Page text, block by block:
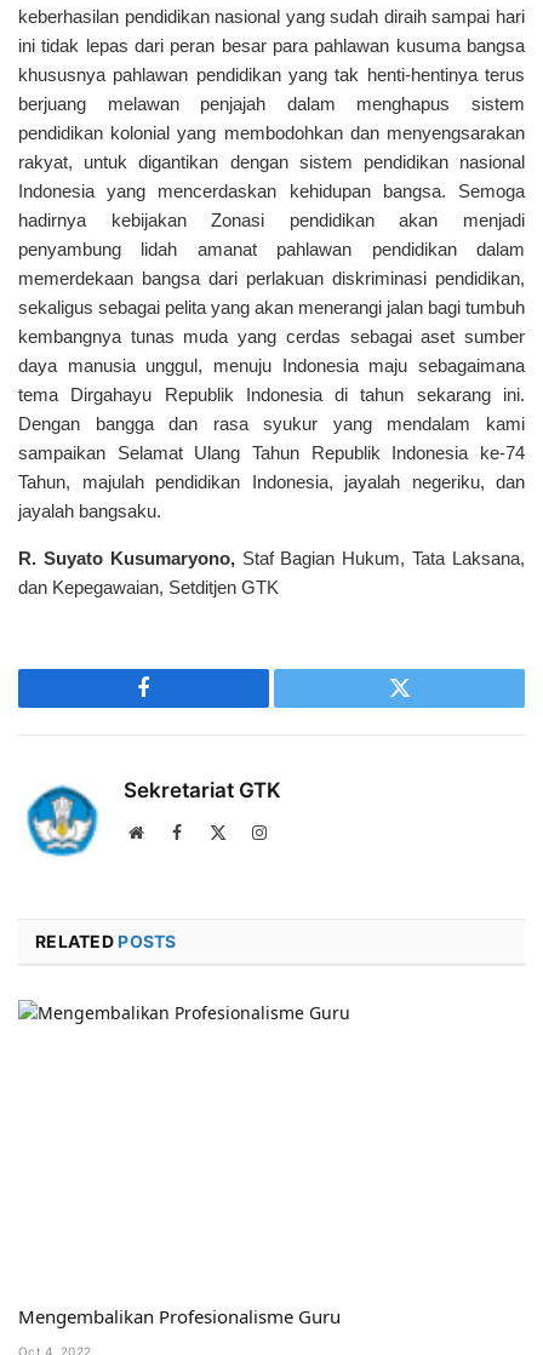
keberhasilan pendidikan nasional yang sudah diraih sampai hari
ini tidak lepas dari peran besar para pahlawan kusuma bangsa
khususnya pahlawan pendidikan yang tak henti-hentinya terus
berjuang melawan penjajah dalam menghapus sistem
pendidikan kolonial yang membodohkan dan menyengsarakan
rakyat, untuk digantikan dengan sistem pendidikan nasional
Indonesia yang mencerdaskan kehidupan bangsa. Semoga
hadirnya kebijakan Zonasi pendidikan akan menjadi
penyambung lidah amanat pahlawan pendidikan dalam
memerdekaan bangsa dari perlakuan diskriminasi pendidikan,
sekaligus sebagai pelita yang akan menerangi jalan bagi tumbuh
kembangnya tunas muda yang cerdas sebagai aset sumber
daya manusia unggul, menuju Indonesia maju sebagaimana
tema Dirgahayu Republik Indonesia di tahun sekarang ini.
Dengan bangga dan rasa syukur yang mendalam kami
sampaikan Selamat Ulang Tahun Republik Indonesia ke-74
Tahun, majulah pendidikan Indonesia, jayalah negeriku, dan
jayalah bangsaku.
R. Suyato Kusumaryono, Staf Bagian Hukum, Tata Laksana,
dan Kepegawaian, Setditjen GTK
Facebook Twitter
Sekretariat GTK
WebsiteFacebook Instagram
RELATEDPOSTS
Mengembalikan Profesionalisme Guru
Oct 4, 2022